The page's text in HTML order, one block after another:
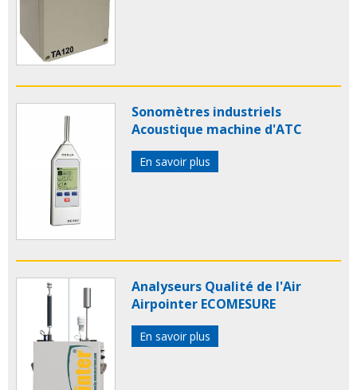
Sonomètres industriels
Acoustique machine d'ATC
En savoir plus
Analyseurs Qualité de l'Air
Airpointer ECOMESURE
En savoir plus